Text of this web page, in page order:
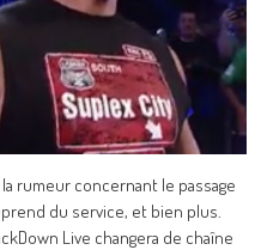
rumeur concernant le passage
du service, et bien plus.
Live changera de chaîne